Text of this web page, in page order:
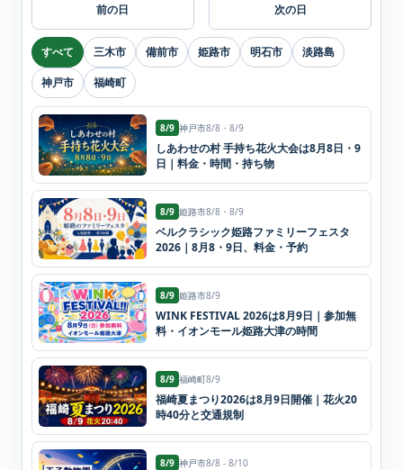
前の日 次の日
すべて 三木市 備前市 姫路市 明石市
淡路島
神戸市
福崎町
8/9 神戸市8/8・8/9
しあわせの村 手持ち花火大会は8月8日・9
日｜料金・時間・持ち物
8/9 姫路市8/8・8/9
ベルクラシック姫路ファミリーフェスタ
2026｜8月8・9日、料金・予約
8/9 姫路市8/9
WINK FESTIVAL 2026は8月9日｜参加無
料・イオンモール姫路大津の時間
8/9 福崎町8/9
福崎夏まつり2026は8月9日開催｜花火20
時40分と交通規制
8/9 神戸市8/8 - 8/10